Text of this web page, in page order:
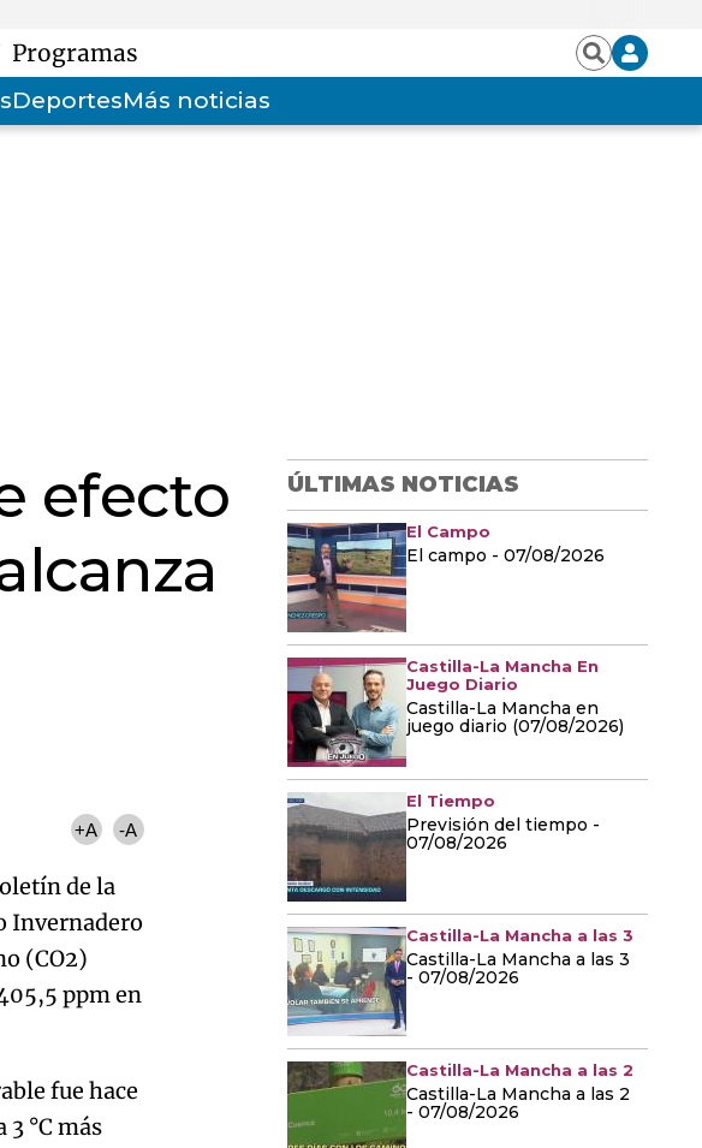
Programas BuscarIniciar
sesión
DeportesMás noticias
efecto
+A -A
de la
Invernadero
(CO2)
ppm en
fue hace
°C más
ÚLTIMAS NOTICIAS
El Campo
El campo - 07/08/2026
Castilla-La Mancha En
Juego Diario
Castilla-La Mancha en
juego diario (07/08/2026)
El Tiempo
Previsión del tiempo -
07/08/2026
Castilla-La Mancha a las 3
Castilla-La Mancha a las 3
- 07/08/2026
Castilla-La Mancha a las 2
Castilla-La Mancha a las 2
- 07/08/2026